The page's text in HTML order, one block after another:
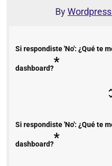
By
Si respondiste 'No': ¿Qué te
dashboard?*
Si respondiste 'No': ¿Qué te
dashboard?*